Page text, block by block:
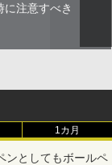
注意すべき
1カ月
ンとしてもボールペ